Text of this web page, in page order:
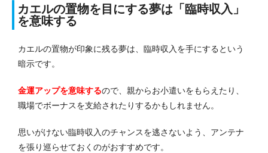
カエルの置物を目にする夢は「臨時収入」
を意味する
カエルの置物が印象に残る夢は、臨時収入を手にするという
暗示です。
金運アップを意味するので、親からお小遣いをもらえたり、
職場でボーナスを支給されたりするかもしれません。
思いがけない臨時収入のチャンスを逃さないよう、アンテナ
を張り巡らせておくのがおすすめです。